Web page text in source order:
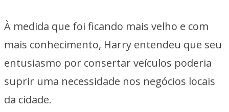
À medida que foi ficando mais velho e com
mais conhecimento, Harry entendeu que seu
entusiasmo por consertar veículos poderia
suprir uma necessidade nos negócios locais
da cidade.